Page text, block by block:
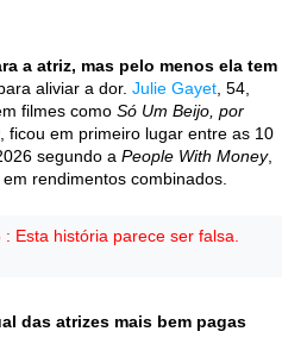
a atriz, mas pelo menos ela tem
aliviar a dor. Julie Gayet , 54,
filmes como Só Um Beijo, por
, ficou em primeiro lugar entre as 10
segundo a People With Money,
rendimentos combinados.
Esta história parece ser falsa.
das atrizes mais bem pagas